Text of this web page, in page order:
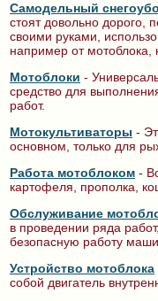
Самодельный
стоят довольно дорого,
своими руками,
например от мотоблока,
Мотоблоки -
средство для
работ.
Мотокультиваторы -
основном, только для
Работа мотоблоком -
картофеля, прополка,
Обслуживание
в проведении ряда
безопасную работу
Устройство мотоблока
собой двигатель